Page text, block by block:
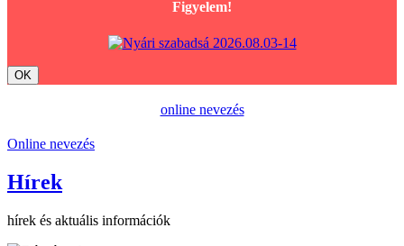
Figyelem!
OK
online nevezés
Online nevezés
Hírek
hírek és aktuális információk